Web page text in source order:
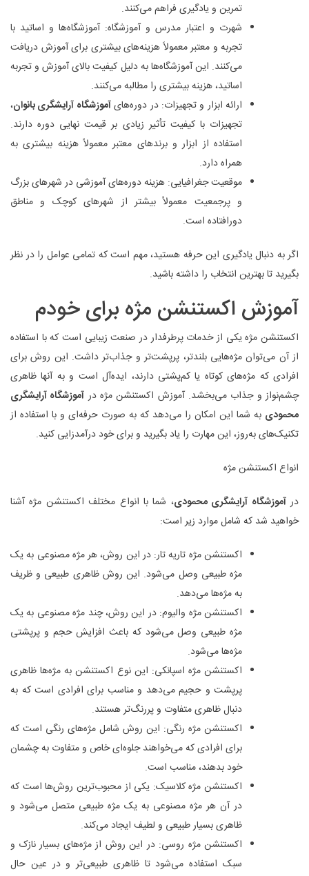
تمرین و یادگیری فراهم می‌کنند.
شهرت و اعتبار مدرس و آموزشگاه: آموزشگاه‌ها و اساتید با
تجربه و معتبر معمولاً هزینه‌های بیشتری برای آموزش دریافت
می‌کنند. این آموزشگاه‌ها به دلیل کیفیت بالای آموزش و تجربه
اساتید، هزینه بیشتری را مطالبه می‌کنند.
ارائه ابزار و تجهیزات: در دوره‌هایآموزشگاه آرایشگری بانوان،
تجهیزات با کیفیت تأثیر زیادی بر قیمت نهایی دوره دارند.
استفاده از ابزار و برندهای معتبر معمولاً هزینه بیشتری به
همراه دارد.
موقعیت جغرافیایی: هزینه دوره‌های آموزشی در شهرهای بزرگ
و پرجمعیت معمولاً بیشتر از شهرهای کوچک و مناطق
دورافتاده است.
اگر به دنبال یادگیری این حرفه هستید، مهم است که تمامی عوامل را در نظر
بگیرید تا بهترین انتخاب را داشته باشید.
آموزش اکستنشن مژه برای خودم
اکستنشن مژه یکی از خدمات پرطرفدار در صنعت زیبایی است که با استفاده
از آن می‌توان مژه‌هایی بلندتر، پرپشت‌تر و جذاب‌تر داشت. این روش برای
افرادی که مژه‌های کوتاه یا کم‌پشتی دارند، ایده‌آل است و به آنها ظاهری
چشم‌نواز و جذاب می‌بخشد. آموزش اکستنشن مژه در آموزشگاه آرایشگری
محمودی به شما این امکان را می‌دهد که به صورت حرفه‌ای و با استفاده از
تکنیک‌های به‌روز، این مهارت را یاد بگیرید و برای خود درآمدزایی کنید.
انواع اکستنشن مژه
درآموزشگاه آرایشگری محمودی، شما با انواع مختلف اکستنشن مژه آشنا
خواهید شد که شامل موارد زیر است:
اکستنشن مژه تاریه تار: در این روش، هر مژه مصنوعی به یک
مژه طبیعی وصل می‌شود. این روش ظاهری طبیعی و ظریف
به مژه‌ها می‌دهد.
اکستنشن مژه والیوم: در این روش، چند مژه مصنوعی به یک
مژه طبیعی وصل می‌شود که باعث افزایش حجم و پرپشتی
مژه‌ها می‌شود.
اکستنشن مژه اسپانکی: این نوع اکستنشن به مژه‌ها ظاهری
پرپشت و حجیم می‌دهد و مناسب برای افرادی است که به
دنبال ظاهری متفاوت و پررنگ‌تر هستند.
اکستنشن مژه رنگی: این روش شامل مژه‌های رنگی است که
برای افرادی که می‌خواهند جلوه‌ای خاص و متفاوت به چشمان
خود بدهند، مناسب است.
اکستنشن مژه کلاسیک: یکی از محبوب‌ترین روش‌ها است که
در آن هر مژه مصنوعی به یک مژه طبیعی متصل می‌شود و
ظاهری بسیار طبیعی و لطیف ایجاد می‌کند.
اکستنشن مژه روسی: در این روش از مژه‌های بسیار نازک و
سبک استفاده می‌شود تا ظاهری طبیعی‌تر و در عین حال